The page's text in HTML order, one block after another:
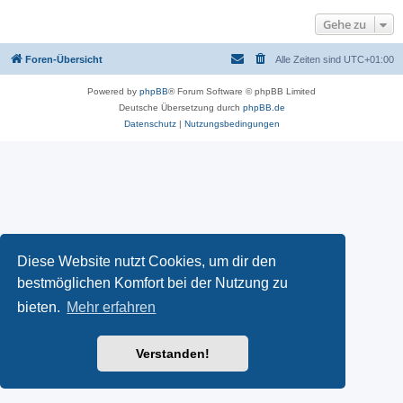
Diese Website nutzt Cookies, um dir den
bestmöglichen Komfort bei der Nutzung zu
bieten. Mehr erfahren
Verstanden!
Gehe zu
Foren-Übersicht Alle Zeiten sind UTC+01:00
Powered by phpBB® Forum Software © phpBB Limited
Deutsche Übersetzung durch phpBB.de
Datenschutz| Nutzungsbedingungen